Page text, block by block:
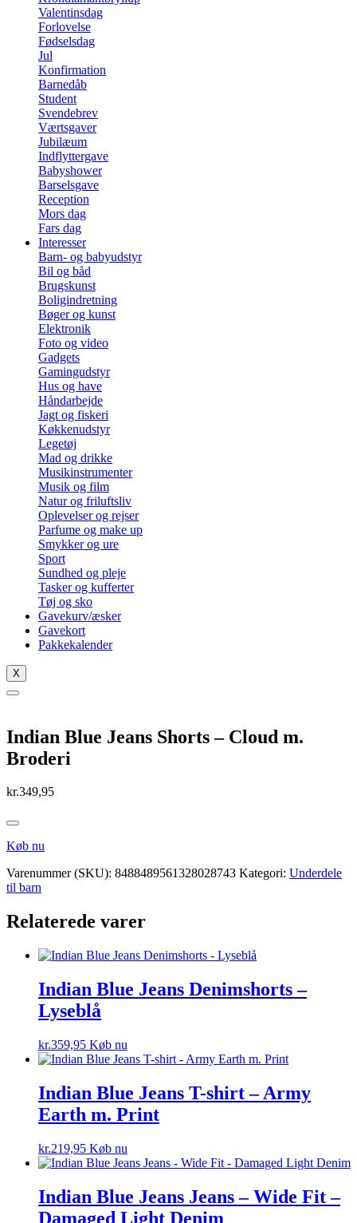
Valentinsdag
Forlovelse
Fødselsdag
Jul
Konfirmation
Barnedåb
Student
Svendebrev
Værtsgaver
Jubilæum
Indflyttergave
Babyshower
Barselsgave
Reception
Mors dag
Fars dag
Interesser
Barn- og babyudstyr
Bil og båd
Brugskunst
Boligindretning
Bøger og kunst
Elektronik
Foto og video
Gadgets
Gamingudstyr
Hus og have
Håndarbejde
Jagt og fiskeri
Køkkenudstyr
Legetøj
Mad og drikke
Musikinstrumenter
Musik og film
Natur og friluftsliv
Oplevelser og rejser
Parfume og make up
Smykker og ure
Sport
Sundhed og pleje
Tasker og kufferter
Tøj og sko
Gavekurv/æsker
Gavekort
Pakkekalender
X
Indian Blue Jeans Shorts – Cloud m.
Broderi
kr.349,95
Køb nu
Varenummer (SKU): 8488489561328028743 Kategori: Underdele
til barn
Relaterede varer
Indian Blue Jeans Denimshorts –
Lyseblå
kr.359,95 Køb nu
Indian Blue Jeans T-shirt – Army
Earth m. Print
kr.219,95 Køb nu
Indian Blue Jeans Jeans – Wide Fit –
Damaged Light Denim